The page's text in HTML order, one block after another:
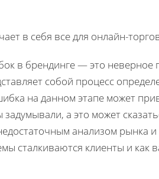
в себя все для онлайн-
в брендинге — это неверное
собой процесс
на данном этапе может
а это может
анализом рынка и
сталкиваются клиенты и как